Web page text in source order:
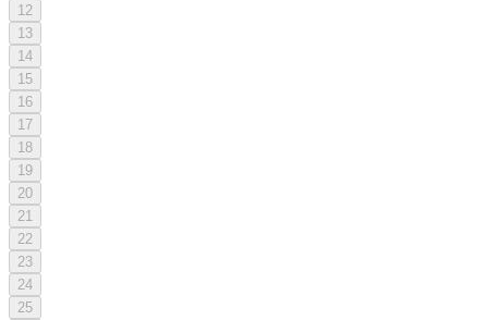
12
13
14
15
16
17
18
19
20
21
22
23
24
25